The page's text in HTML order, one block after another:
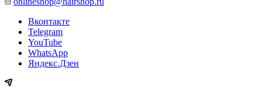
Вконтакте
Telegram
YouTube
WhatsApp
Яндекс.Дзен